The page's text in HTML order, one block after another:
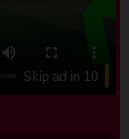
Skip ad in 10